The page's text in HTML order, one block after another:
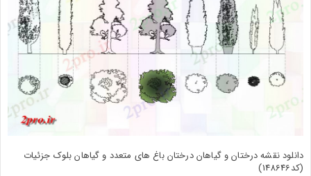
دانلود نقشه درختان و گیاهان درختان باغ های متعدد و گیاهان بلوک جزئیات
(کد148646)